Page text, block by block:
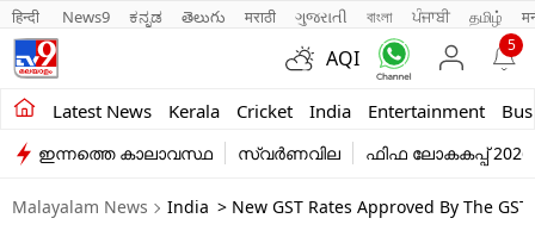
हिन्दी News9 ಕನ್ನಡ తెలుగు मराठी ગુજરાતી বাংলা ਪੰਜਾਬੀ தமிழ்
AQI
5
Latest News Kerala Cricket India Entertainment
Kerala
India
Entertainment
ഇന്നത്തെ കാലാവസ്ഥ സ്വർണവില ഫിഫ ലോകകപ്പ് 2026
Malayalam News India > New GST Rates Approved By The